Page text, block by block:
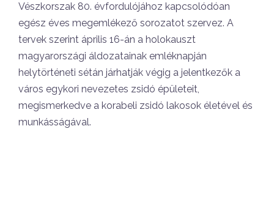
Vészkorszak 80. évfordulójához kapcsolódóan
egész éves megemlékező sorozatot szervez. A
tervek szerint április 16-án a holokauszt
magyarországi áldozatainak emléknapján
helytörténeti sétán járhatják végig a jelentkezők a
város egykori nevezetes zsidó épületeit,
megismerkedve a korabeli zsidó lakosok életével és
munkásságával.